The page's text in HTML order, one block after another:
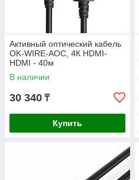
Активный оптический кабель
OK-WIRE-AOC, 4К HDMI-
HDMI - 40м
В наличии
30 340 ₸
Купить